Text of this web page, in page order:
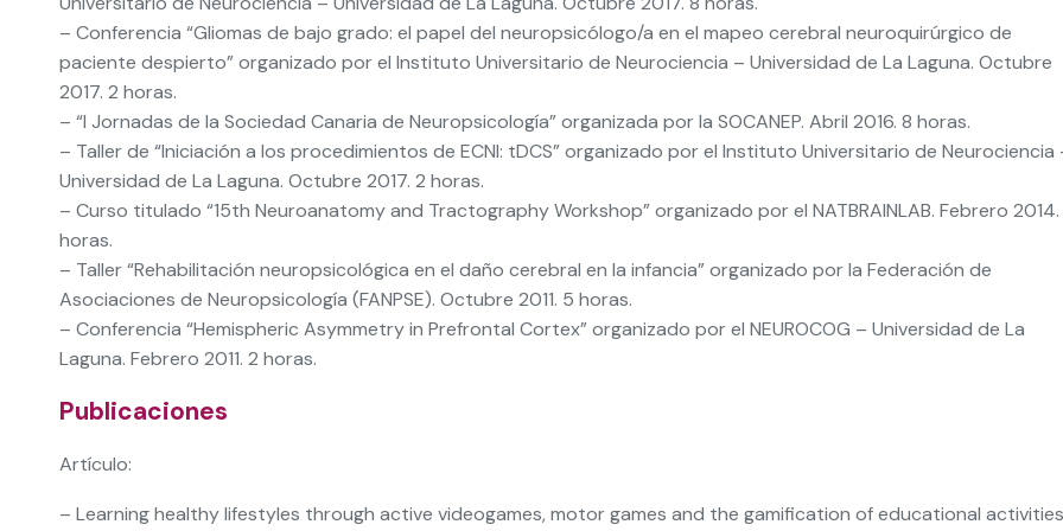
– Conferencia “Gliomas de bajo grado: el papel del neuropsicólogo/a en el mapeo cerebral neuroquirúrgico de
paciente despierto” organizado por el Instituto Universitario de Neurociencia – Universidad de La Laguna. Octubre
2017. 2 horas.
– “I Jornadas de la Sociedad Canaria de Neuropsicología” organizada por la SOCANEP. Abril 2016. 8 horas.
– Taller de “Iniciación a los procedimientos de ECNI: tDCS” organizado por el Instituto Universitario de Neurociencia
Universidad de La Laguna. Octubre 2017. 2 horas.
– Curso titulado “15th Neuroanatomy and Tractography Workshop” organizado por el NATBRAINLAB. Febrero
horas.
– Taller “Rehabilitación neuropsicológica en el daño cerebral en la infancia” organizado por la Federación de
Asociaciones de Neuropsicología (FANPSE). Octubre 2011. 5 horas.
– Conferencia “Hemispheric Asymmetry in Prefrontal Cortex” organizado por el NEUROCOG – Universidad de La
Laguna. Febrero 2011. 2 horas.
Publicaciones
Artículo:
– Learning healthy lifestyles through active videogames, motor games and the gamification of educational